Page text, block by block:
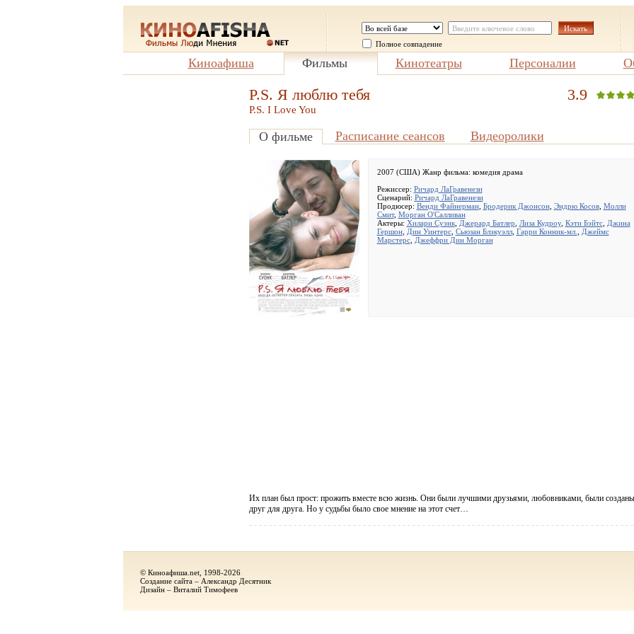
Полное совпадение
Киноафиша Фильмы Кинотеатры Персоналии
P.S. Я люблю тебя
P.S. I Love You
3.9
О фильме Расписание сеансов Видеоролики
2007 (США) Жанр фильма: комедия драма
Режиссер: Ричард ЛаГравенези
Сценарий: Ричард ЛаГравенези
Продюсер: Венди Файнерман, Бродерик Джонсон, Эндрю Косов, Молли
Смит, Морган О'Салливан
Актеры: Хилари Суэнк, Джерард Батлер Лиза Кудроу, Кэти Бэйтс, Джина
Гершон, Дин Уинтерс, Сьюзан Блэкуэлл, Гарри Конник-мл.
Джеймс
Марстерс, Джеффри Дин Морган
Их план был прост: прожить вместе всю жизнь. Они были лучшими друзьями, любовниками, были созданы
друг для друга. Но у судьбы было свое мнение на этот счет…
© Киноафиша.net, 1998-2026
Создание сайта – Александр Десятник
Дизайн – Виталий Тимофеев